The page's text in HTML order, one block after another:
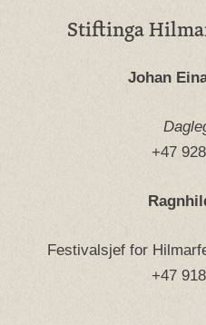
Stiftinga
Johan
+47
Festivalsjef for
+47